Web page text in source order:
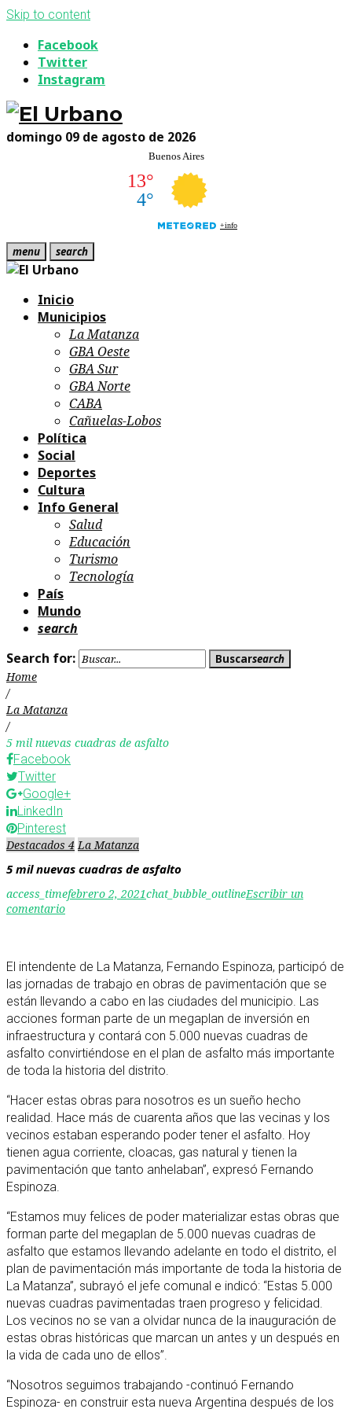
Skip to content
Facebook
Twitter
Instagram
domingo 09 de agosto de 2026
menu search
Inicio
Municipios
La Matanza
GBA Oeste
GBA Sur
GBA Norte
CABA
Cañuelas-Lobos
Política
Social
Deportes
Cultura
Info General
Salud
Educación
Turismo
Tecnología
País
Mundo
search
Search for:
Buscarsearch
Home
/
La Matanza
/
5 mil nuevas cuadras de asfalto
Facebook
Twitter
Google+
LinkedIn
Pinterest
Destacados 4 La Matanza
5 mil nuevas cuadras de asfalto
access_timefebrero 2, 2021chat_bubble_outlineEscribir un
comentario
El intendente de La Matanza, Fernando Espinoza, participó de
las jornadas de trabajo en obras de pavimentación que se
están llevando a cabo en las ciudades del municipio. Las
acciones forman parte de un megaplan de inversión en
infraestructura y contará con 5.000 nuevas cuadras de
asfalto convirtiéndose en el plan de asfalto más importante
de toda la historia del distrito.
“Hacer estas obras para nosotros es un sueño hecho
realidad. Hace más de cuarenta años que las vecinas y los
vecinos estaban esperando poder tener el asfalto. Hoy
tienen agua corriente, cloacas, gas natural y tienen la
pavimentación que tanto anhelaban”, expresó Fernando
Espinoza.
“Estamos muy felices de poder materializar estas obras que
forman parte del megaplan de 5.000 nuevas cuadras de
asfalto que estamos llevando adelante en todo el distrito, el
plan de pavimentación más importante de toda la historia de
La Matanza”, subrayó el jefe comunal e indicó: “Estas 5.000
nuevas cuadras pavimentadas traen progreso y felicidad.
Los vecinos no se van a olvidar nunca de la inauguración de
estas obras históricas que marcan un antes y un después en
la vida de cada uno de ellos”.
“Nosotros seguimos trabajando -continuó Fernando
Espinoza- en construir esta nueva Argentina después de los